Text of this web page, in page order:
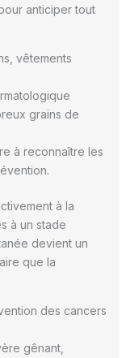
anticiper tout
vêtements
grains de
à reconnaître les
à la
à un stade
devient un
que la
des cancers
gênant,